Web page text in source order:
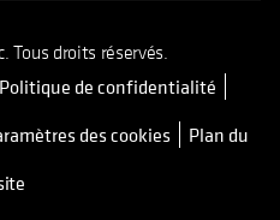
Tous droits réservés.
dans un nouvel onglet
Politique de confidentialité
des cookies
Plan du